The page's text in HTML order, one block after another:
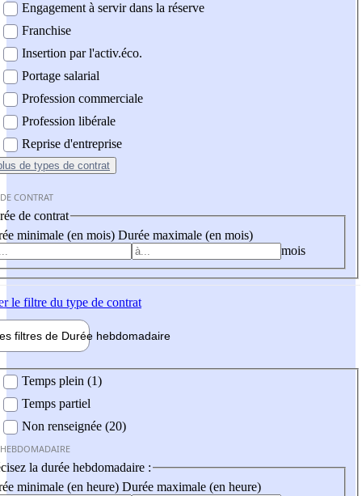
Engagement à servir dans la réserve
Franchise
Insertion par l'activ.éco.
Portage salarial
Profession commerciale
Profession libérale
Reprise d'entreprise
de types de contrat
CONTRAT
de contrat
minimale (en mois) Durée maximale (en mois)
mois
le filtre du type de contrat
filtres de Durée hebdomadaire
Temps plein (1)
Temps partiel
Non renseignée (20)
la durée hebdomadaire :
minimale (en heure) Durée maximale (en heure)